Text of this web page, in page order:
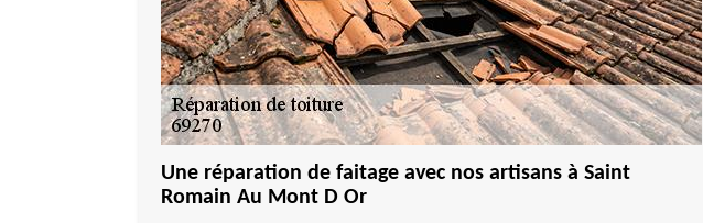
Une réparation de faitage avec nos artisans à Saint
Romain Au Mont D Or